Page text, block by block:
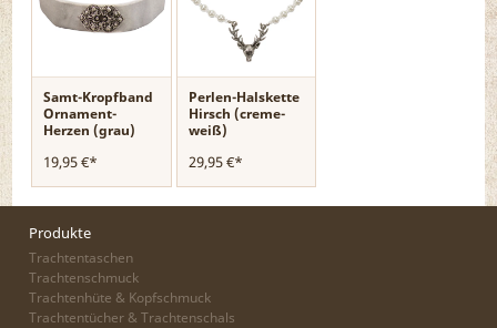
Samt-Kropfband
Ornament-
Herzen (grau)
19,95 €*
Perlen-Halskette
Hirsch (creme-
weiß)
29,95 €*
Produkte
Trachtentaschen
Trachtenschmuck
Trachtenhüte & Kopfschmuck
Trachtentücher & Trachtenschals